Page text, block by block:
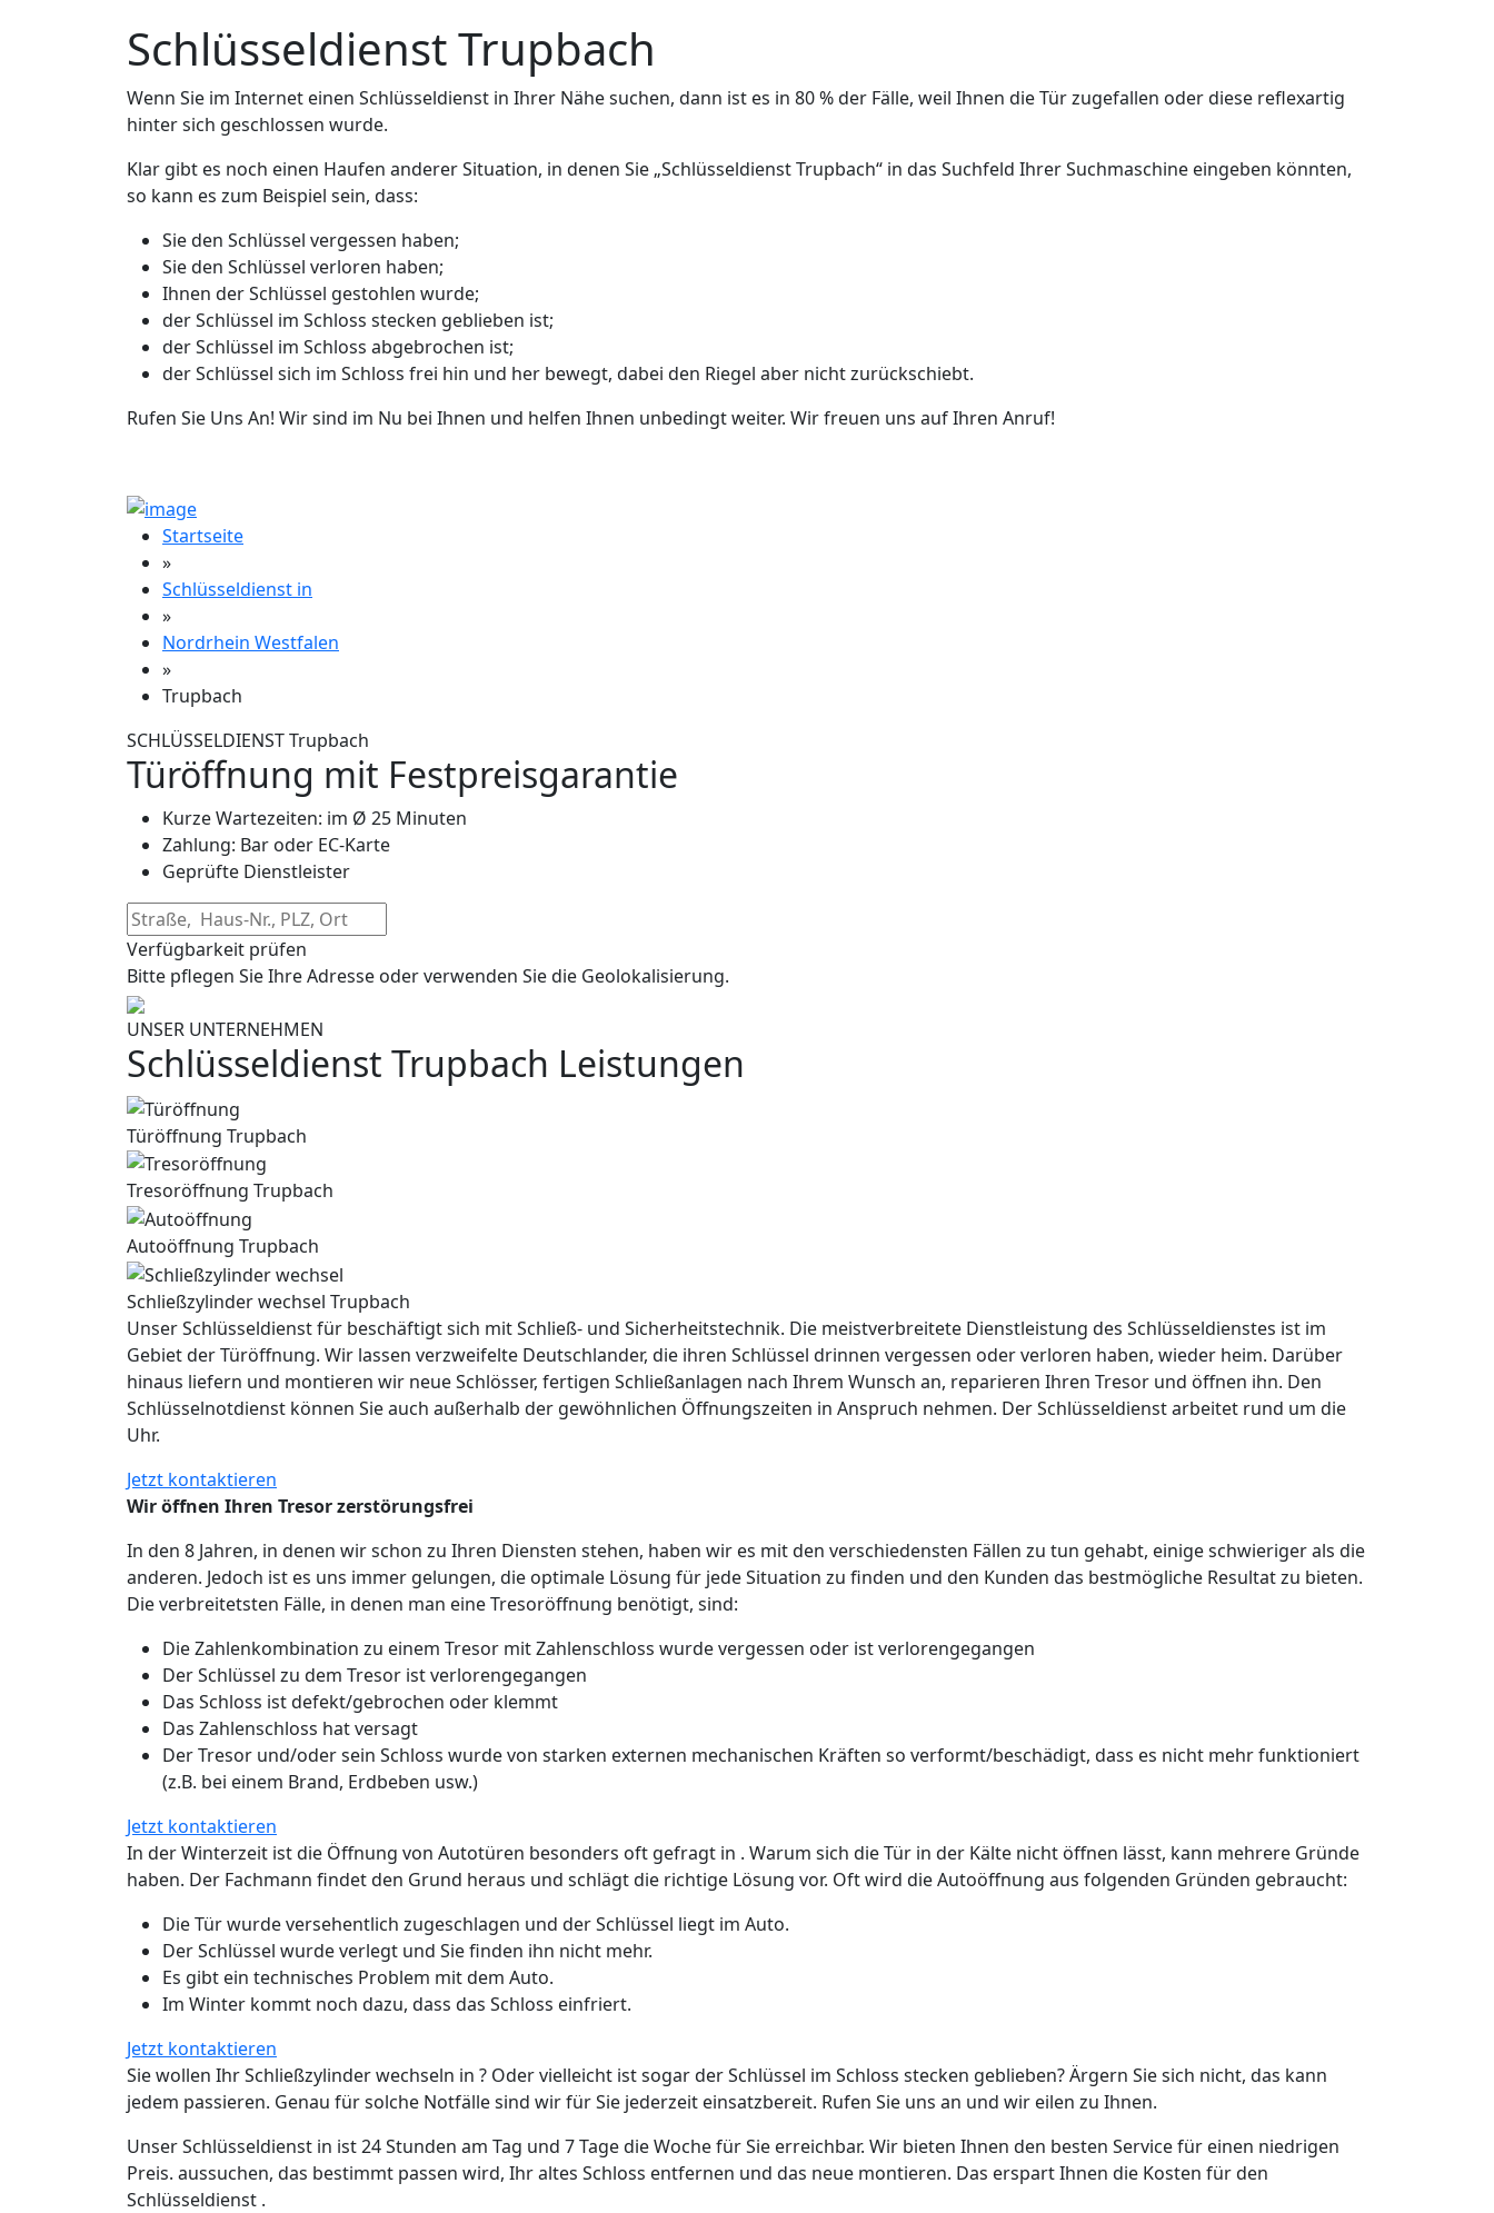
Schlüsseldienst Trupbach
Wenn Sie im Internet einen Schlüsseldienst in Ihrer Nähe suchen, dann ist es in 80 % der Fälle, weil Ihnen die Tür zugefallen oder diese reflexartig
hinter sich geschlossen wurde.
Klar gibt es noch einen Haufen anderer Situation, in denen Sie „Schlüsseldienst Trupbach“ in das Suchfeld Ihrer Suchmaschine eingeben könnten,
so kann es zum Beispiel sein, dass:
Sie den Schlüssel vergessen haben;
Sie den Schlüssel verloren haben;
Ihnen der Schlüssel gestohlen wurde;
der Schlüssel im Schloss stecken geblieben ist;
der Schlüssel im Schloss abgebrochen ist;
der Schlüssel sich im Schloss frei hin und her bewegt, dabei den Riegel aber nicht zurückschiebt.
Rufen Sie Uns An! Wir sind im Nu bei Ihnen und helfen Ihnen unbedingt weiter. Wir freuen uns auf Ihren Anruf!
Startseite
»
Schlüsseldienst in
»
Nordrhein Westfalen
»
Trupbach
SCHLÜSSELDIENST Trupbach
Türöffnung mit Festpreisgarantie
Kurze Wartezeiten: im Ø 25 Minuten
Zahlung: Bar oder EC-Karte
Geprüfte Dienstleister
Verfügbarkeit prüfen
Bitte pflegen Sie Ihre Adresse oder verwenden Sie die Geolokalisierung.
UNSER UNTERNEHMEN
Schlüsseldienst Trupbach Leistungen
Türöffnung Trupbach
Tresoröffnung Trupbach
Autoöffnung Trupbach
Schließzylinder wechsel Trupbach
Unser Schlüsseldienst für beschäftigt sich mit Schließ- und Sicherheitstechnik. Die meistverbreitete Dienstleistung des Schlüsseldienstes ist im
Gebiet der Türöffnung. Wir lassen verzweifelte Deutschlander, die ihren Schlüssel drinnen vergessen oder verloren haben, wieder heim. Darüber
hinaus liefern und montieren wir neue Schlösser, fertigen Schließanlagen nach Ihrem Wunsch an, reparieren Ihren Tresor und öffnen ihn. Den
Schlüsselnotdienst können Sie auch außerhalb der gewöhnlichen Öffnungszeiten in Anspruch nehmen. Der Schlüsseldienst arbeitet rund um die
Uhr.
Jetzt kontaktieren
Wir öffnen Ihren Tresor zerstörungsfrei
In den 8 Jahren, in denen wir schon zu Ihren Diensten stehen, haben wir es mit den verschiedensten Fällen zu tun gehabt, einige schwieriger als die
anderen. Jedoch ist es uns immer gelungen, die optimale Lösung für jede Situation zu finden und den Kunden das bestmögliche Resultat zu bieten.
Die verbreitetsten Fälle, in denen man eine Tresoröffnung benötigt, sind:
Die Zahlenkombination zu einem Tresor mit Zahlenschloss wurde vergessen oder ist verlorengegangen
Der Schlüssel zu dem Tresor ist verlorengegangen
Das Schloss ist defekt/gebrochen oder klemmt
Das Zahlenschloss hat versagt
Der Tresor und/oder sein Schloss wurde von starken externen mechanischen Kräften so verformt/beschädigt, dass es nicht mehr funktioniert
(z.B. bei einem Brand, Erdbeben usw.)
Jetzt kontaktieren
In der Winterzeit ist die Öffnung von Autotüren besonders oft gefragt in . Warum sich die Tür in der Kälte nicht öffnen lässt, kann mehrere Gründe
haben. Der Fachmann findet den Grund heraus und schlägt die richtige Lösung vor. Oft wird die Autoöffnung aus folgenden Gründen gebraucht:
Die Tür wurde versehentlich zugeschlagen und der Schlüssel liegt im Auto.
Der Schlüssel wurde verlegt und Sie finden ihn nicht mehr.
Es gibt ein technisches Problem mit dem Auto.
Im Winter kommt noch dazu, dass das Schloss einfriert.
Jetzt kontaktieren
Sie wollen Ihr Schließzylinder wechseln in ? Oder vielleicht ist sogar der Schlüssel im Schloss stecken geblieben? Ärgern Sie sich nicht, das kann
jedem passieren. Genau für solche Notfälle sind wir für Sie jederzeit einsatzbereit. Rufen Sie uns an und wir eilen zu Ihnen.
Unser Schlüsseldienst in ist 24 Stunden am Tag und 7 Tage die Woche für Sie erreichbar. Wir bieten Ihnen den besten Service für einen niedrigen
Preis. aussuchen, das bestimmt passen wird, Ihr altes Schloss entfernen und das neue montieren. Das erspart Ihnen die Kosten für den
Schlüsseldienst .